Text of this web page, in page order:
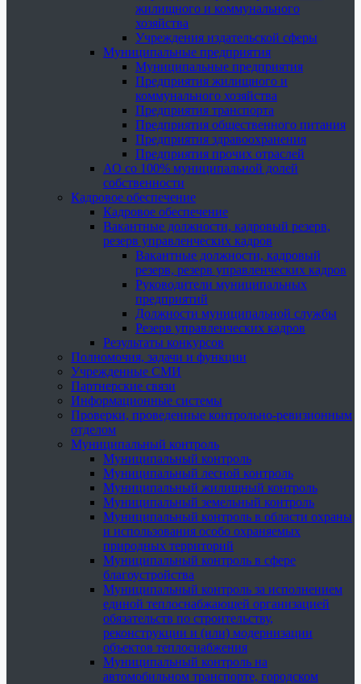
жилищного и коммунального
хозяйства
Учреждения издательской сферы
Муниципальные предприятия
Муниципальные предприятия
Предприятия жилищного и
коммунального хозяйства
Предприятия транспорта
Предприятия общественного питания
Предприятия здравоохранения
Предприятия прочих отраслей
АО со 100% муниципальной долей
собственности
Кадровое обеспечение
Кадровое обеспечение
Вакантные должности, кадровый резерв,
резерв управленческих кадров
Вакантные должности, кадровый
резерв, резерв управленческих кадров
Руководители муниципальных
предприятий
Должности муниципальной службы
Резерв управленческих кадров
Результаты конкурсов
Полномочия, задачи и функции
Учрежденные СМИ
Партнерские связи
Информационные системы
Проверки, проведенные контрольно-ревизионным
отделом
Муниципальный контроль
Муниципальный контроль
Муниципальный лесной контроль
Муниципальный жилищный контроль
Муниципальный земельный контроль
Муниципальный контроль в области охраны
и использования особо охраняемых
природных территорий
Муниципальный контроль в сфере
благоустройства
Муниципальный контроль за исполнением
единой теплоснабжающей организацией
обязательств по строительству,
реконструкции и (или) модернизации
объектов теплоснабжения
Муниципальный контроль на
автомобильном транспорте, городском